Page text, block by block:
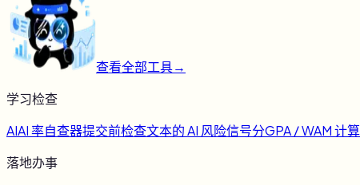
查看全部工具→
学习检查
AIAI 率自查器提交前检查文本的 AI 风险信号分GPA / WAM 计
落地办事